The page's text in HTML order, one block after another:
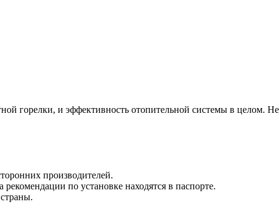
горелки, и эффективность отопительной системы в целом.
производителей.
по установке находятся в паспорте.